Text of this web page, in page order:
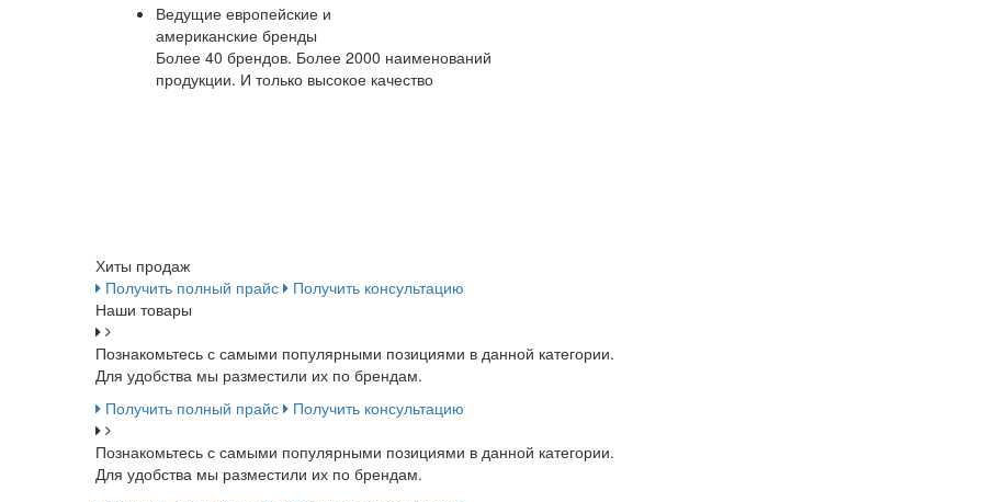
Ведущие европейские и
американские бренды
Более 40 брендов. Более 2000 наименований
продукции. И только высокое качество
Хиты продаж
Получить полный прайс
Получить консультацию
Наши товары
Познакомьтесь с самыми популярными позициями в данной категории.
Для удобства мы разместили их по брендам.
Получить полный прайс
Получить консультацию
Познакомьтесь с самыми популярными позициями в данной категории.
Для удобства мы разместили их по брендам.